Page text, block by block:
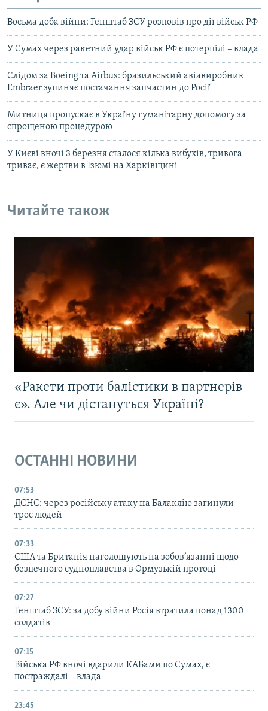
Восьма доба війни: Генштаб ЗСУ розповів про дії військ РФ
У Сумах через ракетний удар військ РФ є потерпілі – влада
Слідом за Boeing та Airbus: бразильський авіавиробник
Embraer зупиняє постачання запчастин до Росії
Митниця пропускає в Україну гуманітарну допомогу за
спрощеною процедурою
У Києві вночі 3 березня сталося кілька вибухів, тривога
триває, є жертви в Ізюмі на Харківщині
Читайте також
«Ракети проти балістики в партнерів
є». Але чи дістануться Україні?
ОСТАННІ НОВИНИ
07:53
ДСНС: через російську атаку на Балаклію загинули
троє людей
07:33
США та Британія наголошують на зобов’язанні щодо
безпечного судноплавства в Ормузькій протоці
07:27
Генштаб ЗСУ: за добу війни Росія втратила понад 1300
солдатів
07:15
Війська РФ вночі вдарили КАБами по Сумах, є
постраждалі – влада
23:45